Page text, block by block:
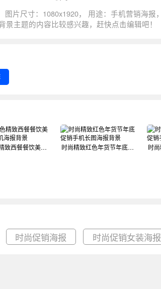
景主题的内容比较感兴趣，赶快点击编辑吧！
时尚棕色精致西餐餐饮美食促销手机海报背景 时尚精致红色年货节年底促销手机长图海报背景
时尚促销海报 时尚促销女装海报